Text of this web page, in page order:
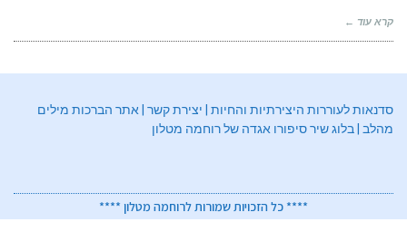
קרא עוד ←
סדנאות לעוררות היצירתיות והחיות יצירת קשר אתר הברכות מילים
מהלב בלוג שיר סיפורו אגדה של רוחמה מטלון
**** כל הזכויות שמורות לרוחמה מטלון ****